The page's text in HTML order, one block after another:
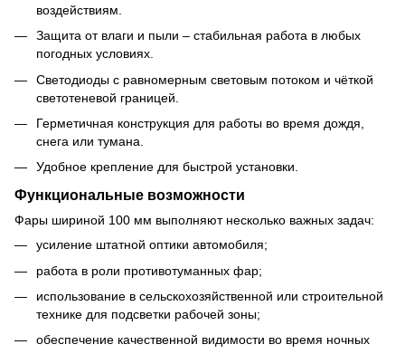
воздействиям.
Защита от влаги и пыли – стабильная работа в любых
погодных условиях.
Светодиоды с равномерным световым потоком и чёткой
светотеневой границей.
Герметичная конструкция для работы во время дождя,
снега или тумана.
Удобное крепление для быстрой установки.
Функциональные возможности
Фары шириной 100 мм выполняют несколько важных задач:
усиление штатной оптики автомобиля;
работа в роли противотуманных фар;
использование в сельскохозяйственной или строительной
технике для подсветки рабочей зоны;
обеспечение качественной видимости во время ночных